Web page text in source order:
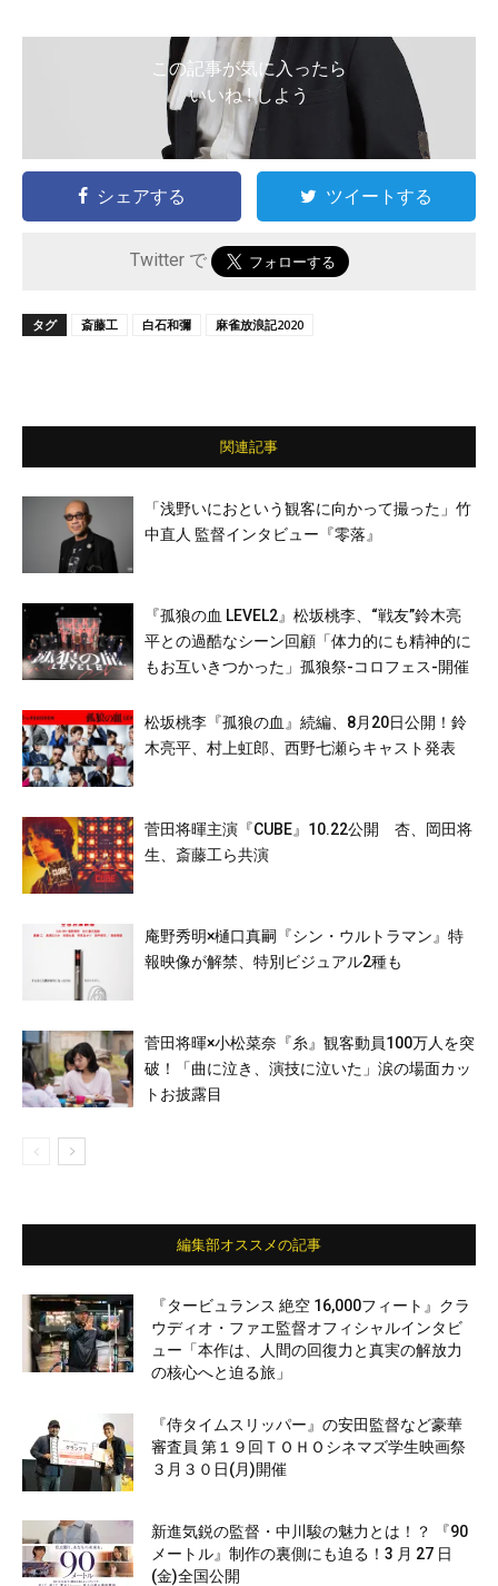
この記事が気に入ったら
いいね ! しよう
シェアする ツイートする
Twitter で
タグ 斎藤工 白石和彌 麻雀放浪記2020
関連記事
「浅野いにおという観客に向かって撮った」竹
中直人 監督インタビュー『零落』
『孤狼の血 LEVEL2』松坂桃李、“戦友”鈴木亮
平との過酷なシーン回顧「体力的にも精神的に
もお互いきつかった」孤狼祭-コロフェス-開催
松坂桃李『孤狼の血』続編、8月20日公開！鈴
木亮平、村上虹郎、西野七瀬らキャスト発表
菅田将暉主演『CUBE』10.22公開 杏、岡田将
生、斎藤工ら共演
庵野秀明×樋口真嗣『シン・ウルトラマン』特
報映像が解禁、特別ビジュアル2種も
菅田将暉×小松菜奈『糸』観客動員100万人を突
破！「曲に泣き、演技に泣いた」涙の場面カッ
トお披露目
編集部オススメの記事
『タービュランス 絶空 16,000フィート』クラ
ウディオ・ファエ監督オフィシャルインタビ
ュー「本作は、人間の回復力と真実の解放力
の核心へと迫る旅」
『侍タイムスリッパー』の安田監督など豪華
審査員 第１９回ＴＯＨＯシネマズ学生映画祭
３月３０日(月)開催
新進気鋭の監督・中川駿の魅力とは！？ 『90
メートル』制作の裏側にも迫る！3 月 27 日
(金)全国公開